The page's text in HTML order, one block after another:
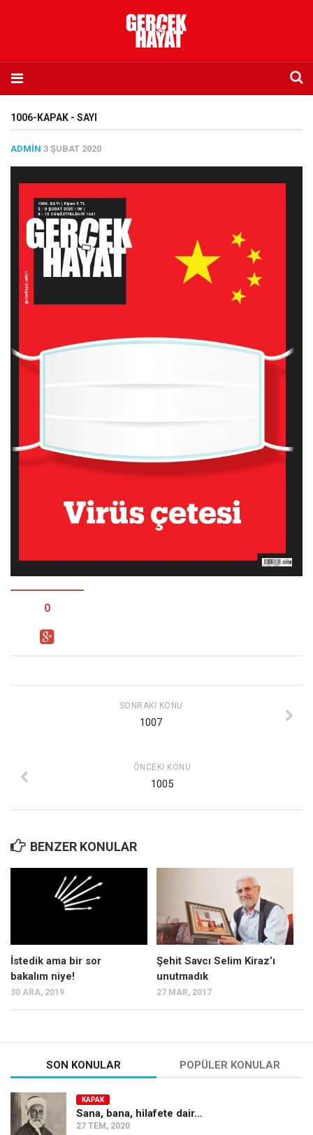
İletişim
Abone olmak istiyorum
Satış noktası listesi
Eksik sayıların temini
Sosyal Medya
Instagram
Kemal Özer
Mahmut Toptaş
Barış Tarımcıoğlu
Hasanali Yıldırım
Leyla Şerif Emin
Kategoriler
Kültür Sanat
Kitap
Karisi kitap sualleri
Ekonomi
Spor
Hayat
Türkiye
Siyaset
1006-KAPAK - SAYI
ADMIN 3 ŞUBAT 2020
0
SONRAKI KONU
1007
ÖNCEKI KONU
1005
BENZER KONULAR
İstedik ama bir sor
bakalım niye!
30 ARA, 2019
Şehit Savcı Selim Kiraz’ı
unutmadık
27 MAR, 2017
SON KONULAR POPÜLER KONULAR
KAPAK
Sana, bana, hilafete dair…
27 TEM, 2020